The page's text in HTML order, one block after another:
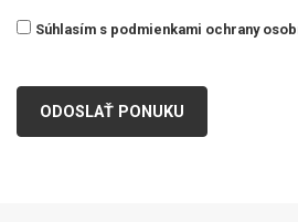
Súhlasím s podmienkami ochrany
ODOSLAŤ PONUKU